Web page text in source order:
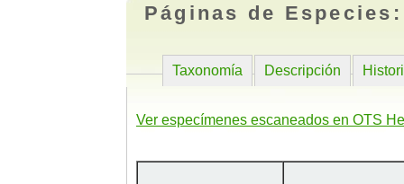
Páginas de
Taxonomía Descripción
Ver especímenes escaneados en OTS